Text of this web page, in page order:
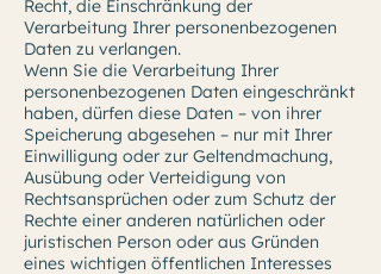
Recht, die Einschränkung der
Verarbeitung Ihrer personenbezogenen
Daten zu verlangen.
Wenn Sie die Verarbeitung Ihrer
personenbezogenen Daten eingeschränkt
haben, dürfen diese Daten – von ihrer
Speicherung abgesehen – nur mit Ihrer
Einwilligung oder zur Geltendmachung,
Ausübung oder Verteidigung von
Rechtsansprüchen oder zum Schutz der
Rechte einer anderen natürlichen oder
juristischen Person oder aus Gründen
eines wichtigen öffentlichen Interesses